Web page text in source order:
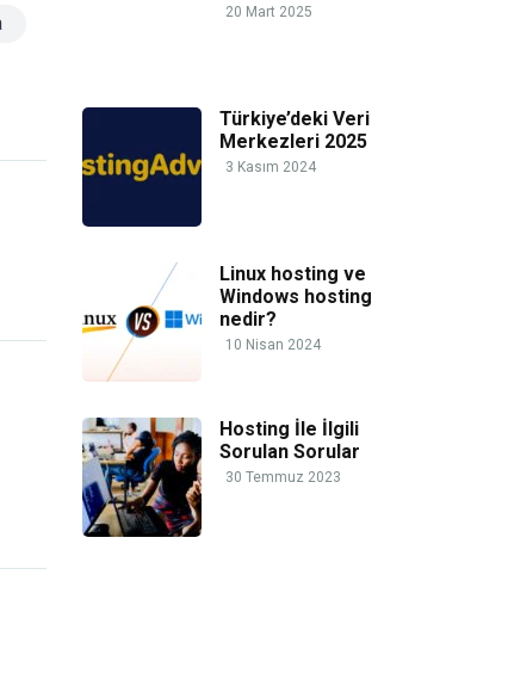
20 Mart 2025
Türkiye’deki Veri
Merkezleri 2025
3 Kasım 2024
Linux hosting ve
Windows hosting
nedir?
10 Nisan 2024
Hosting İle İlgili
Sorulan Sorular
30 Temmuz 2023